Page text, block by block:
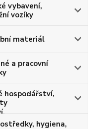
vybavení,
vozíky
materiál
a pracovní
hospodářství,
hygiena,